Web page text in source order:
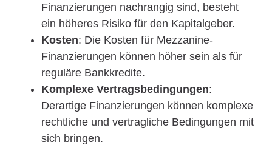
Finanzierungen nachrangig sind, besteht
ein höheres Risiko für den Kapitalgeber.
Kosten: Die Kosten für Mezzanine-
Finanzierungen können höher sein als für
reguläre Bankkredite.
Komplexe Vertragsbedingungen:
Derartige Finanzierungen können komplexe
rechtliche und vertragliche Bedingungen mit
sich bringen.